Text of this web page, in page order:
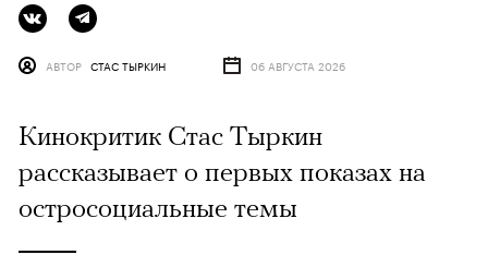
АВТОР СТАС ТЫРКИН 06 АВГУСТА 2026
Кинокритик Стас Тыркин
рассказывает о первых показах на
остросоциальные темы